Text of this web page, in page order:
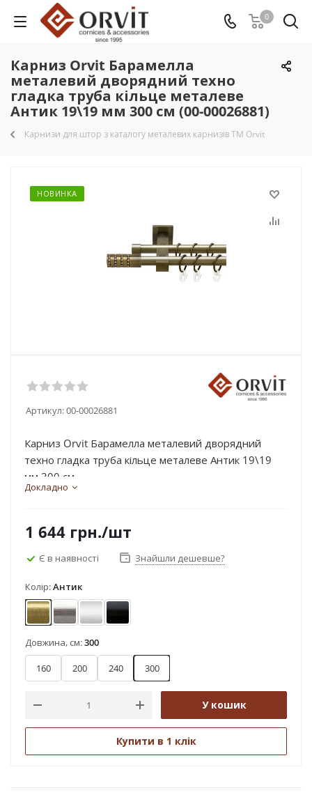
0
Карниз Orvit Барамелла
металевий дворядний техно
гладка труба кільце металеве
Антик 19\19 мм 300 см (00-00026881)
Карнизи для штор з каталогу металевих карнизів TM Orvit
НОВИНКА
Артикул:00-00026881
Карниз Orvit Барамелла металевий дворядний
техно гладка труба кільце металеве Антик 19\19
мм 300 см...
Докладно
1 644 грн./шт
Є в наявності Знайшли дешевше?
Колір:Антик
АнтикНержавіюча сталь
Сатин Чорний оксамит
Довжина, см:300
160 200 240 300
У кошик
Купити в 1 клік